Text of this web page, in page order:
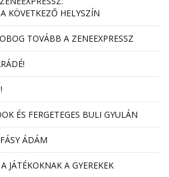
KÖVETKEZŐ HELYSZÍN
TOVÁBB A ZENEEXPRESSZ
ÉS FERGETEGES BULI GYULÁN
ÁDÁM
JÁTÉKOKNAK A GYEREKEK